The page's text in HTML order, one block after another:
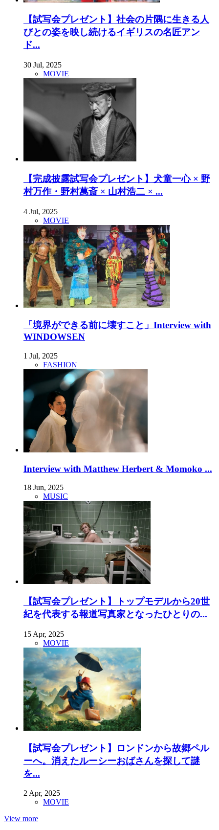
【試写会プレゼント】社会の片隅に生きる人
びとの姿を映し続けるイギリスの名匠アン
ド...
30 Jul, 2025
MOVIE
【完成披露試写会プレゼント】犬童一心 × 野
村万作・野村萬斎 × 山村浩二 × ...
4 Jul, 2025
MOVIE
「境界ができる前に壊すこと」Interview with
WINDOWSEN
1 Jul, 2025
FASHION
Interview with Matthew Herbert & Momoko ...
18 Jun, 2025
MUSIC
【試写会プレゼント】トップモデルから20世
紀を代表する報道写真家となったひとりの...
15 Apr, 2025
MOVIE
【試写会プレゼント】ロンドンから故郷ペル
ーへ。消えたルーシーおばさんを探して謎
を...
2 Apr, 2025
MOVIE
View more